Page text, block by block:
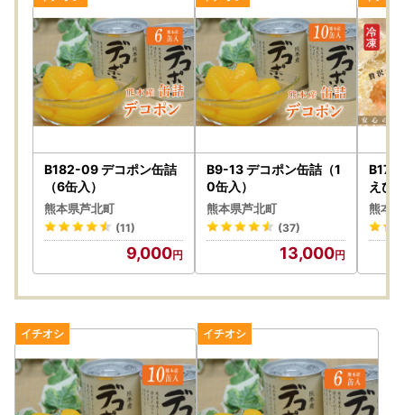
B182-09 デコポン缶詰
（6缶入）
熊本県芦北町
(11)
9,000
B9-13 デコポン缶詰（1
0缶入）
熊本県芦北町
(37)
13,000
えび
熊本